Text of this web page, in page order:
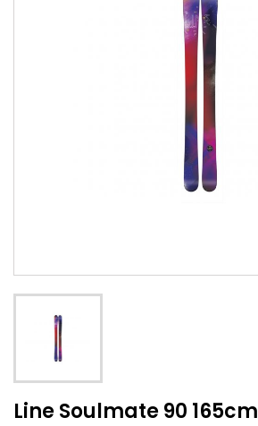
Line Soulmate 90 165cm